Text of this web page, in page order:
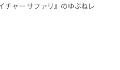
チャー サファリ』のゆぶねレ